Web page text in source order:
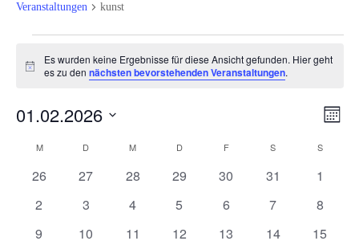
Veranstaltungen kunst
Hinweis
Es wurden keine Ergebnisse für diese Ansicht gefunden. Hier geht
es zu dennächsten bevorstehenden Veranstaltungen.
Monat
01.02.2026
wählen.
Kalender
von
MMONTAG D DIENSTAGM MITTWOCH
DDONNERSTAG
FFREITAG S SAMSTAGS
0
26
0
27
0
28
0
29
0
30
0
31
0
1
0
2
0
3
0
4
0
5
0
6
0
7
0
8
0
9
0
10
0
11
0
12
0
13
0
14
0
15